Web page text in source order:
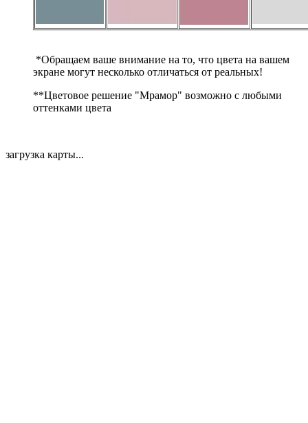
*Обращаем ваше внимание на то, что цвета на вашем
экране могут несколько отличаться от реальных!
**Цветовое решение "Мрамор" возможно с любыми
оттенками цвета
загрузка карты...